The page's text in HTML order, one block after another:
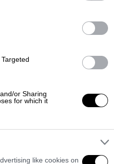
or Sharing
for which it
like cookies on
ΠΟΡΤΕΣ
Ολύμπου,
ωράριο